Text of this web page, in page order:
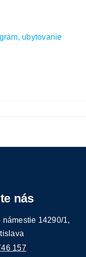
ubytovanie
nás
14290/1,
157